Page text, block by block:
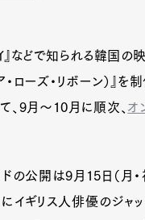
』などで知られる韓国の
ローズ・リボーン）』を
、9月～10月に順次、 オ
公開は9月15日（月・
ギリス人俳優のジャッ